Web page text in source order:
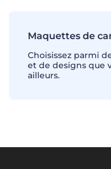
Maquettes de
Choisissez parmi
et de designs que
ailleurs.